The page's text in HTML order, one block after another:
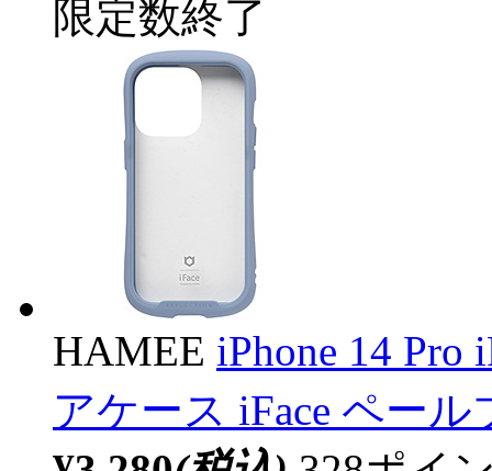
限定数終了
HAMEE iPhone 14 Pro
アケース iFace ペール